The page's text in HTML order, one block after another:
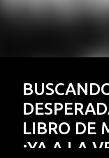
LIBRO DE
¡YA A LA